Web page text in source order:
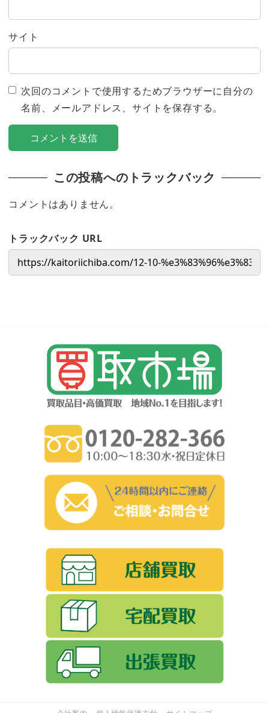
サイト
次回のコメントで使用するためブラウザーに自分の
名前、メールアドレス、サイトを保存する。
この投稿へのトラックバック
コメントはありません。
トラックバック URL